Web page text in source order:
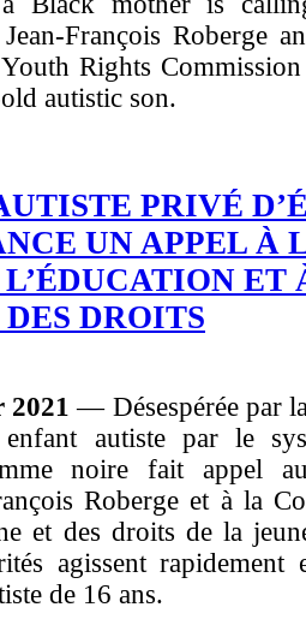
François Roberge
Rights
autistic son.
PRIVÉ
UN APPEL À
ET
DROITS
2021— Désespérée par
autiste par le
noire fait appel
Roberge et à la
et des droits de la
agissent rapidement
de 16 ans.